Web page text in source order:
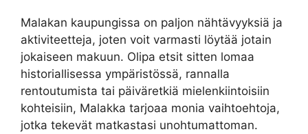
Malakan kaupungissa on paljon nähtävyyksiä ja
aktiviteetteja, joten voit varmasti löytää jotain
jokaiseen makuun. Olipa etsit sitten lomaa
historiallisessa ympäristössä, rannalla
rentoutumista tai päiväretkiä mielenkiintoisiin
kohteisiin, Malakka tarjoaa monia vaihtoehtoja,
jotka tekevät matkastasi unohtumattoman.